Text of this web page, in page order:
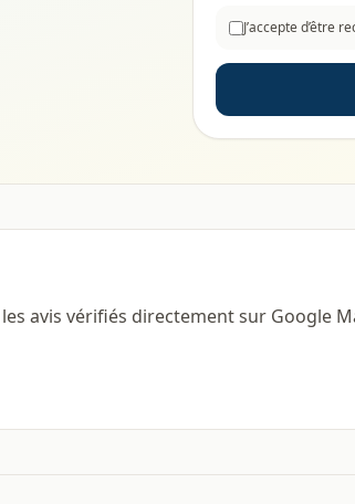
J’accepte d’être
avis vérifiés directement sur Google